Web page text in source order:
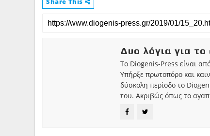
Δυο λόγια για
Το Diogenis-Press είναι
Υπήρξε πρωτοπόρο και
δύσκολη περίοδο το
του. Ακριβώς όπως το